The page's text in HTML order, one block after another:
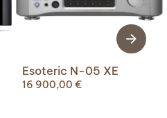
Esoteric N-05 XE
16 900,00 €